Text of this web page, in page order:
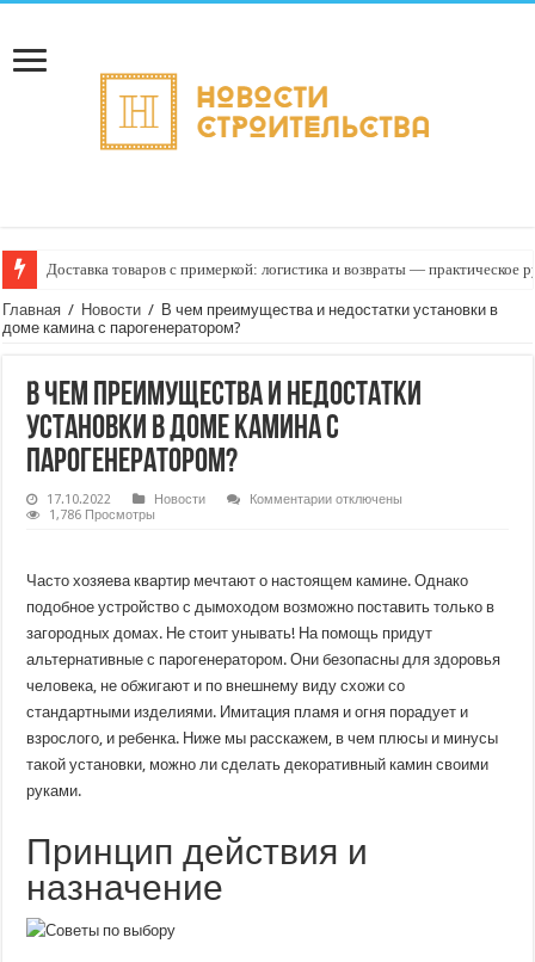
Доставка товаров с примеркой: логистика и возвраты — практическое
Главная / Новости / В чем преимущества и недостатки установки в
доме камина с парогенератором?
В чем преимущества и недостатки
установки в доме камина с
парогенератором?
17.10.2022 Новости Комментариик
и
недостатки
установки
доме
камина
с
парогенератором?
отключены
1,786 Просмотры
Часто хозяева квартир мечтают о настоящем камине. Однако
подобное устройство с дымоходом возможно поставить только в
загородных домах. Не стоит унывать! На помощь придут
альтернативные с парогенератором. Они безопасны для здоровья
человека, не обжигают и по внешнему виду схожи со
стандартными изделиями. Имитация пламя и огня порадует и
взрослого, и ребенка. Ниже мы расскажем, в чем плюсы и минусы
такой установки, можно ли сделать декоративный камин своими
руками.
Принцип действия и
назначение